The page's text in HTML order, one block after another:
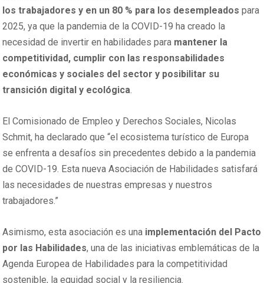
los trabajadores y en un 80 % para los desempleados para
2025, ya que la pandemia de la COVID-19 ha creado la
necesidad de invertir en habilidades para mantener la
competitividad, cumplir con las responsabilidades
económicas y sociales del sector y posibilitar su
transición digital y ecológica.
El Comisionado de Empleo y Derechos Sociales, Nicolas
Schmit, ha declarado que “el ecosistema turístico de Europa
se enfrenta a desafíos sin precedentes debido a la pandemia
de COVID-19. Esta nueva Asociación de Habilidades satisfará
las necesidades de nuestras empresas y nuestros
trabajadores.”
Asimismo, esta asociación es una implementación del Pacto
por las Habilidades, una de las iniciativas emblemáticas de la
Agenda Europea de Habilidades para la competitividad
sostenible, la equidad social y la resiliencia.